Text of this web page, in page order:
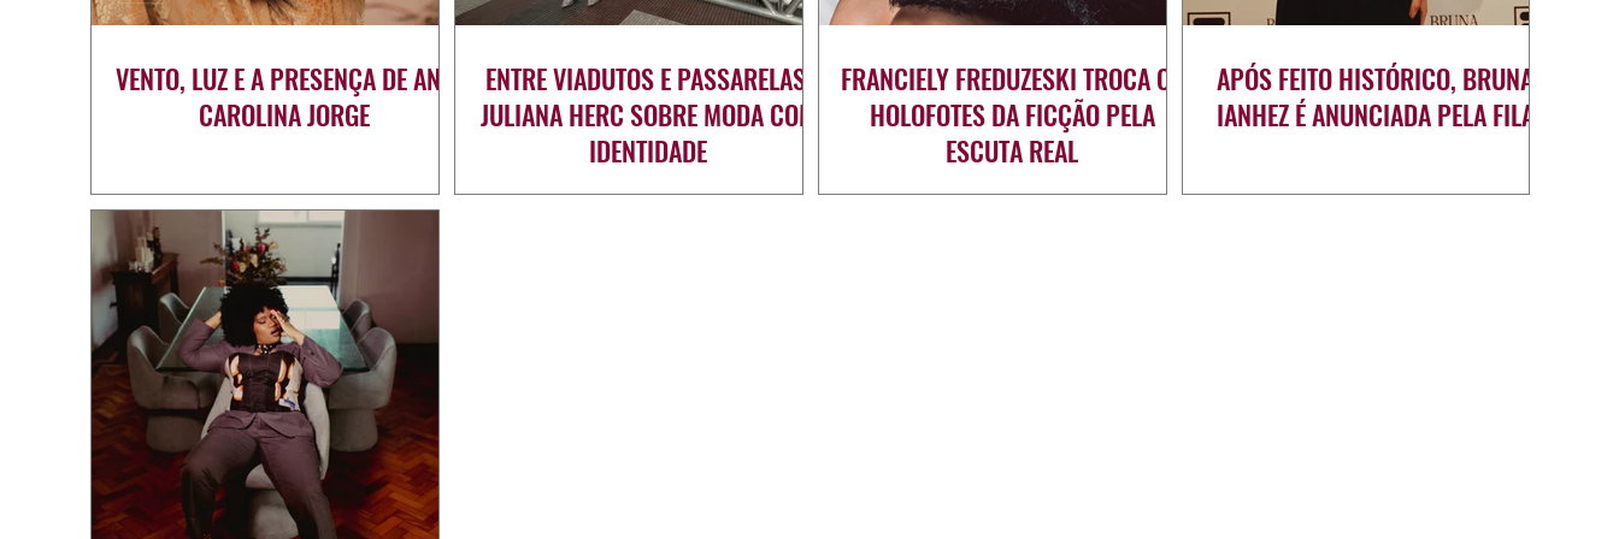
VENTO, LUZ E A PRESENÇA DE ANA
CAROLINA JORGE
ENTRE VIADUTOS E PASSARELAS:
JULIANA HERC SOBRE MODA COM
IDENTIDADE
FRANCIELY FREDUZESKI TROCA OS
HOLOFOTES DA FICÇÃO PELA
ESCUTA REAL
APÓS FEITO HISTÓRICO, BRUNA
IANHEZ É ANUNCIADA PELA FILA